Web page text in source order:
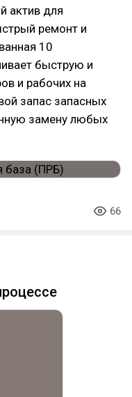
актив для
ремонт и
10
быструю и
и рабочих на
запас запасных
замену любых
66